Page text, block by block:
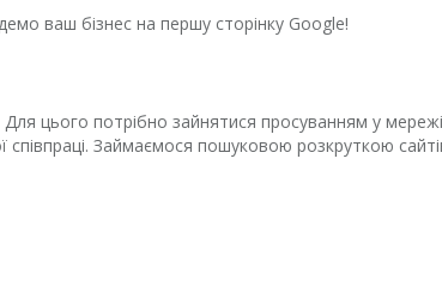
ваш бізнес на першу сторінку Google!
цього потрібно зайнятися просуванням у
Займаємося пошуковою розкруткою